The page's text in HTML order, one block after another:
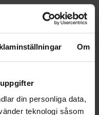
Om
din personliga data,
teknologi såsom
officiella app
livebevakning